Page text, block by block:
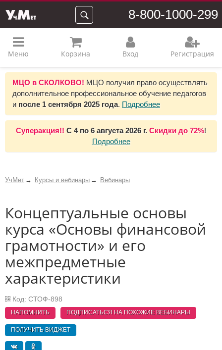
8-800-1000-299
Меню Корзина Вход Регистрация
МЦО в СКОЛКОВО! МЦО получил право осуществлять
дополнительное профессиональное обучение педагогов
и после 1 сентября 2025 года. Подробнее
Суперакция!! С 4 по 6 августа 2026 г. Скидки до 72%!
Подробнее
УчМет Курсы и вебинары Вебинары
Концептуальные основы
курса «Основы финансовой
грамотности» и его
межпредметные
характеристики
Код: СТОФ-898
НАПОМНИТЬ ПОДПИСАТЬСЯ НА ПОХОЖИЕВЕБИНАРЫ
ПОЛУЧИТЬ ВИДЖЕТ